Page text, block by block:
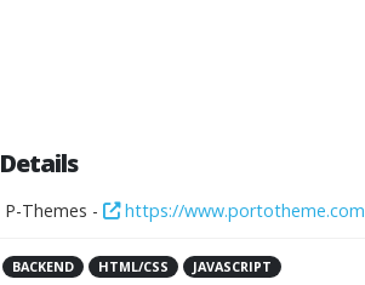
Details
P-Themes - https://www.portotheme.com
BACKEND HTML/CSS JAVASCRIPT